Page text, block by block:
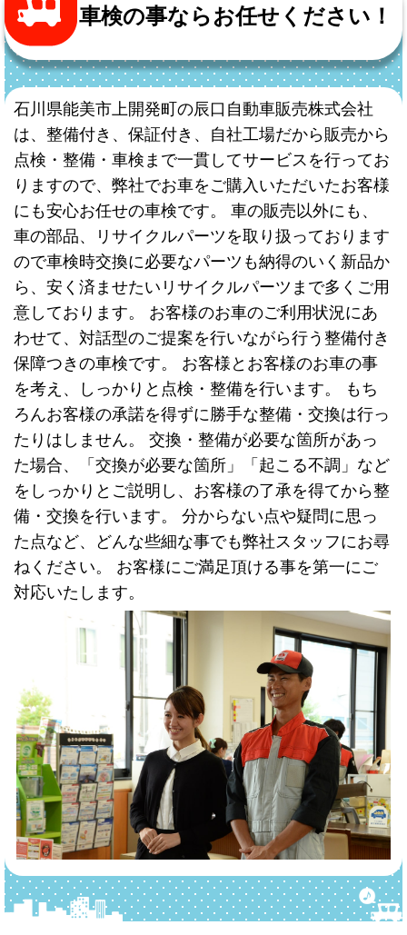
車検の事ならお任せください！
石川県能美市上開発町の辰口自動車販売株式会社
は、整備付き、保証付き、自社工場だから販売から
点検・整備・車検まで一貫してサービスを行ってお
りますので、弊社でお車をご購入いただいたお客様
にも安心お任せの車検です。 車の販売以外にも、
車の部品、リサイクルパーツを取り扱っております
ので車検時交換に必要なパーツも納得のいく新品か
ら、安く済ませたいリサイクルパーツまで多くご用
意しております。 お客様のお車のご利用状況にあ
わせて、対話型のご提案を行いながら行う整備付き
保障つきの車検です。 お客様とお客様のお車の事
を考え、しっかりと点検・整備を行います。 もち
ろんお客様の承諾を得ずに勝手な整備・交換は行っ
たりはしません。 交換・整備が必要な箇所があっ
た場合、「交換が必要な箇所」「起こる不調」など
をしっかりとご説明し、お客様の了承を得てから整
備・交換を行います。 分からない点や疑問に思っ
た点など、どんな些細な事でも弊社スタッフにお尋
ねください。 お客様にご満足頂ける事を第一にご
対応いたします。